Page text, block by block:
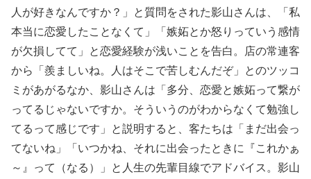
人が好きなんですか？」と質問をされた影山さんは、「私
本当に恋愛したことなくて」「嫉妬とか怒りっていう感情
が欠損してて」と恋愛経験が浅いことを告白。店の常連客
から「羨ましいね。人はそこで苦しむんだぞ」とのツッコ
ミがあがるなか、影山さんは「多分、恋愛と嫉妬って繋が
ってるじゃないですか。そういうのがわからなくて勉強し
てるって感じです」と説明すると、客たちは「まだ出会っ
てないね」「いつかね、それに出会ったときに『これかぁ
～』って（なる）」と人生の先輩目線でアドバイス。影山